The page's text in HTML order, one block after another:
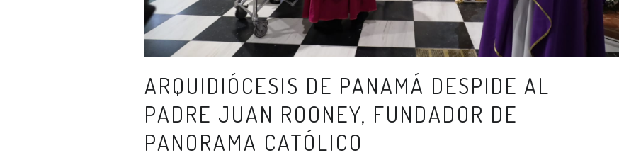
ARQUIDIÓCESIS DE PANAMÁ DESPIDE AL
PADRE JUAN ROONEY, FUNDADOR DE
PANORAMA CATÓLICO